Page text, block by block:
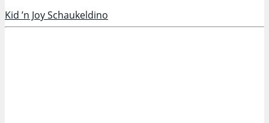
Kid ’n Joy Schaukeldino